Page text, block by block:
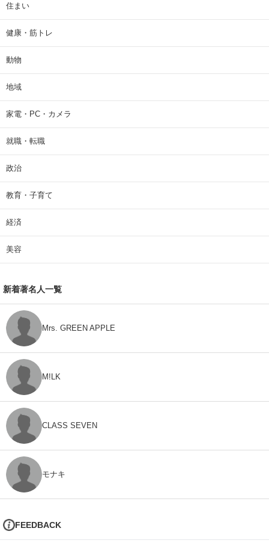
住まい
健康・筋トレ
動物
地域
家電・PC・カメラ
就職・転職
政治
教育・子育て
経済
美容
新着著名人一覧
Mrs. GREEN APPLE
M!LK
CLASS SEVEN
モナキ
FEEDBACK